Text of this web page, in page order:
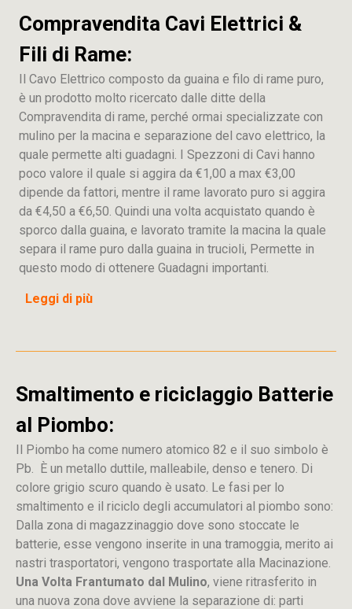
Compravendita Cavi Elettrici &
Fili di Rame:
Il Cavo Elettrico composto da guaina e filo di rame puro,
è un prodotto molto ricercato dalle ditte della
Compravendita di rame, perché ormai specializzate con
mulino per la macina e separazione del cavo elettrico, la
quale permette alti guadagni. I Spezzoni di Cavi hanno
poco valore il quale si aggira da €1,00 a max €3,00
dipende da fattori, mentre il rame lavorato puro si aggira
da €4,50 a €6,50. Quindi una volta acquistato quando è
sporco dalla guaina, e lavorato tramite la macina la quale
separa il rame puro dalla guaina in trucioli, Permette in
questo modo di ottenere Guadagni importanti.
Leggi di più
Smaltimento e riciclaggio Batterie
al Piombo:
Il Piombo ha come numero atomico 82 e il suo simbolo è
Pb. È un metallo duttile, malleabile, denso e tenero. Di
colore grigio scuro quando è usato. Le fasi per lo
smaltimento e il riciclo degli accumulatori al piombo sono:
Dalla zona di magazzinaggio dove sono stoccate le
batterie, esse vengono inserite in una tramoggia, merito ai
nastri trasportatori, vengono trasportate alla Macinazione.
Una Volta Frantumato dal Mulino, viene ritrasferito in
una nuova zona dove avviene la separazione di: parti